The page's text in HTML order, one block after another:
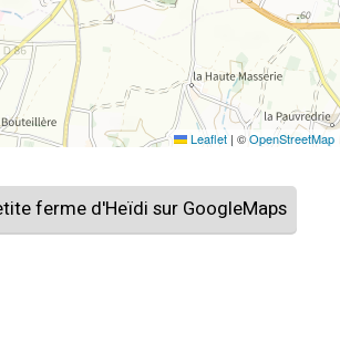
Leaflet | ©OpenStreetMap
ferme d'Heïdi sur GoogleMaps